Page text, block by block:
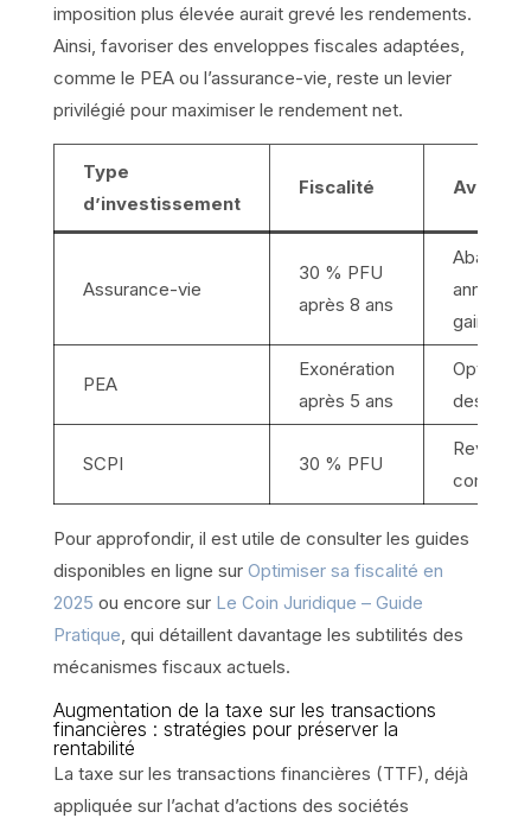
imposition plus élevée aurait grevé les rendements.
Ainsi, favoriser des enveloppes fiscales adaptées,
comme le PEA ou l’assurance-vie, reste un levier
privilégié pour maximiser le rendement net.
Type
d’investissement
Fiscalité
Assurance-vie
30 % PFU
après 8 ans
annuel
gains
PEA
Exonération
après 5 ans
des
SCPI 30 % PFU
Revenu
Pour approfondir, il est utile de consulter les guides
disponibles en ligne sur Optimiser sa fiscalité en
2025 ou encore sur Le Coin Juridique – Guide
Pratique , qui détaillent davantage les subtilités des
mécanismes fiscaux actuels.
Augmentation de la taxe sur les transactions
financières : stratégies pour préserver la
rentabilité
La taxe sur les transactions financières (TTF), déjà
appliquée sur l’achat d’actions des sociétés